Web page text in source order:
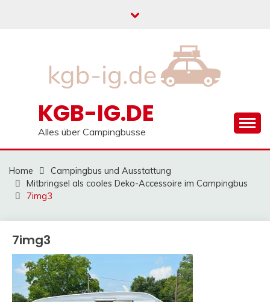
KGB-IG.DE
Alles über Campingbusse
Home
Campingbus und Ausstattung
Mitbringsel als cooles Deko-Accessoire im Campingbus
7img3
7img3